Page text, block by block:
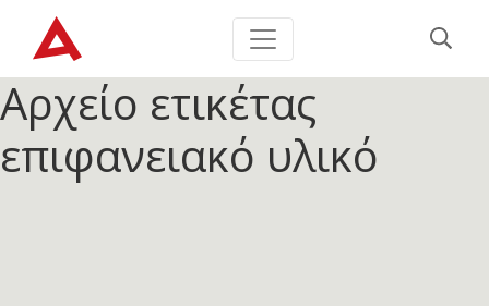
Αρχείο ετικέτας
επιφανειακό υλικό